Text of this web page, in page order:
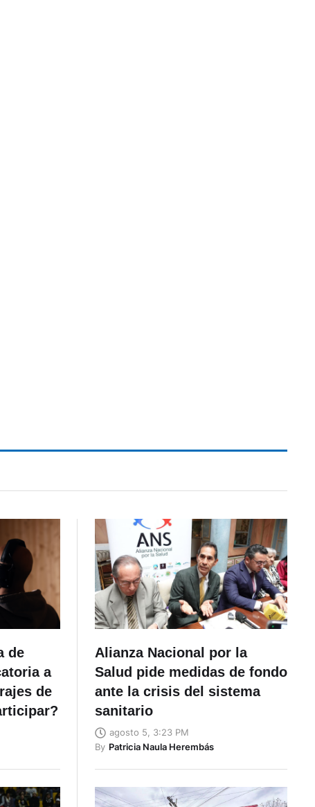
de
a
de
Alianza Nacional por la
Salud pide medidas de fondo
ante la crisis del sistema
sanitario
agosto 5, 3:23 PM
By Patricia Naula Herembás